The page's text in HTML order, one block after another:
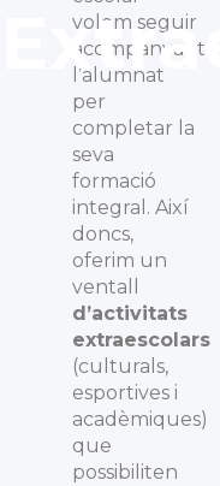
volem seguir
acompanyant
l’alumnat
per
completar la
seva
formació
integral. Així
doncs,
oferim un
ventall
d’activitats
extraescolars
(culturals,
esportives i
acadèmiques)
que
possibiliten